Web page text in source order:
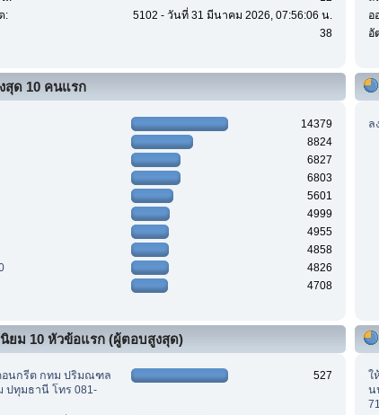
:
5102 - วันที่ 31 มีนาคม 2026, 07:56:06 น.
38
อ
อั
สุด 10 คนแรก
14379
8824
6827
6803
5601
4999
4955
4858
4826
4708
ล
ยม 10 หัวข้อแรก (ผู้ตอบสูงสุด)
อนกรีต กทม ปริมณฑล
ปทุมธานี โทร 081-
527
ใ
น